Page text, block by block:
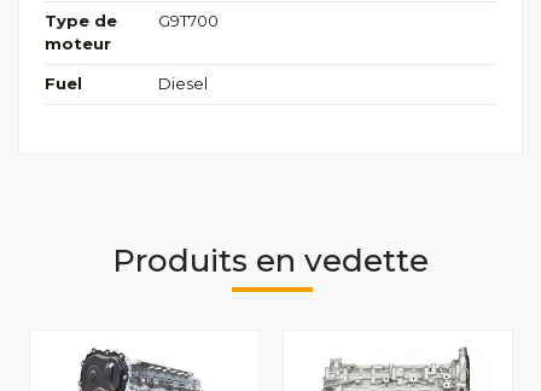
Type de
moteur
G9T700
Fuel Diesel
Produits en vedette